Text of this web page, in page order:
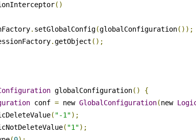
()
. setGlobalConfig(globalConfiguration());
.getObject ();
globalConfiguration()
{
conf = new GlobalConfiguration(new
( "-1");
( "1");